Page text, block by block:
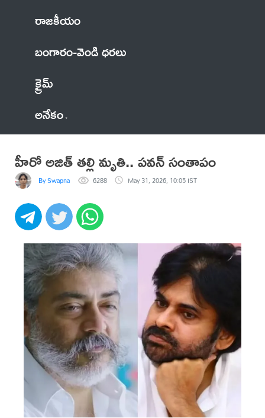
రాజకీయం
బంగారం-వెండి ధరలు
క్రైమ్
అనేకం
హీరో అజిత్ తల్లి మృతి.. పవన్ సంతాపం
By Swapna 6288 May 31, 2026, 10:05 IST